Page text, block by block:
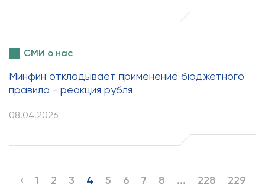
СМИ о нас
Минфин откладывает применение бюджетного
правила - реакция рубля
08.04.2026
‹ 1 2 3 4 5 6 7 8 ... 228
229